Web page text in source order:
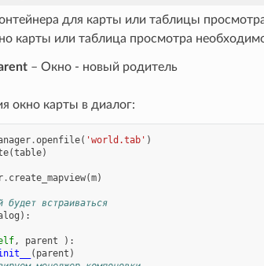
для карты или таблицы
карты или таблица просмотра
– Окно - новый родитель
окно карты в диалог:
.openfile( 'world.tab' )
(table)
. create_mapview(m)
встраиваться
):
, parent
):
( parent )